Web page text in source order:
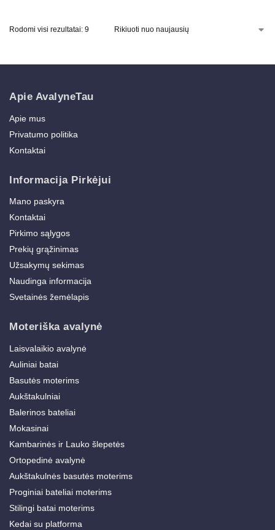
Rodomi visi rezultatai: 9
Apie AvalyneTau
Apie mus
Privatumo politika
Kontaktai
Informacija Pirkėjui
Mano paskyra
Kontaktai
Pirkimo sąlygos
Prekių grąžinimas
Užsakymų sekimas
Naudinga informacija
Svetainės žemėlapis
Moteriška avalynė
Laisvalaikio avalynė
Auliniai batai
Basutės moterims
Aukštakulniai
Balerinos bateliai
Mokasinai
Kambarinės ir Lauko šlepetės
Ortopedinė avalynė
Aukštakulnės basutės moterims
Proginiai bateliai moterims
Stilingi batai moterims
Kedai su platforma